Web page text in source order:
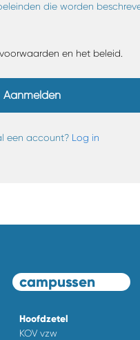
die worden
en het beleid.
Aanmelden
een account? Log in
campussen
Hoofdzetel
KOV vzw